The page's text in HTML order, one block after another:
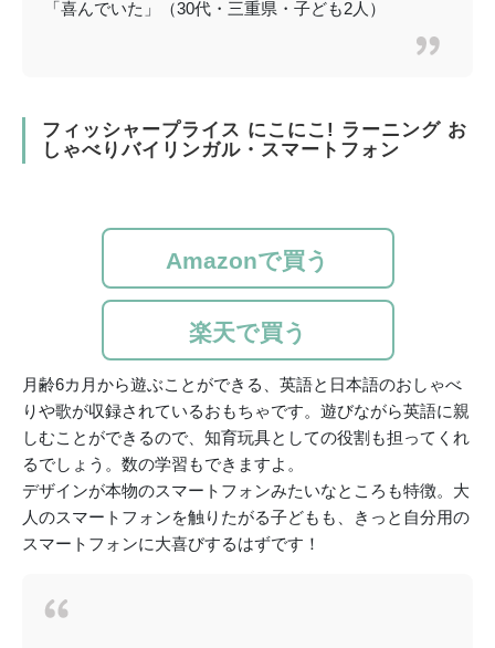
「喜んでいた」（30代・三重県・子ども2人）
フィッシャープライス にこにこ! ラーニング お
しゃべりバイリンガル・スマートフォン
Amazonで買う
楽天で買う
月齢6カ月から遊ぶことができる、英語と日本語のおしゃべ
りや歌が収録されているおもちゃです。遊びながら英語に親
しむことができるので、知育玩具としての役割も担ってくれ
るでしょう。数の学習もできますよ。
デザインが本物のスマートフォンみたいなところも特徴。大
人のスマートフォンを触りたがる子どもも、きっと自分用の
スマートフォンに大喜びするはずです！